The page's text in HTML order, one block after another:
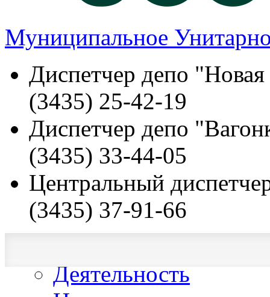
Муниципальное
Диспетчер депо
(3435) 25-42-19
Диспетчер депо
(3435) 33-44-05
Центральный
(3435) 37-91-66
Деятельность